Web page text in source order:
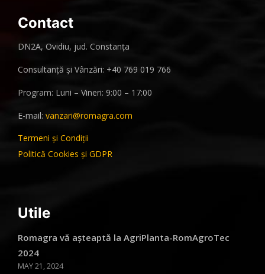
Contact
DN2A, Ovidiu, jud. Constanța
Consultanță și Vânzări: +40 769 019 766
Program: Luni – Vineri: 9:00 – 17:00
E-mail: vanzari@romagra.com
Termeni și Condiții
Politică Cookies și GDPR
Utile
Romagra vă așteaptă la AgriPlanta-RomAgroTec
2024
MAY 21, 2024